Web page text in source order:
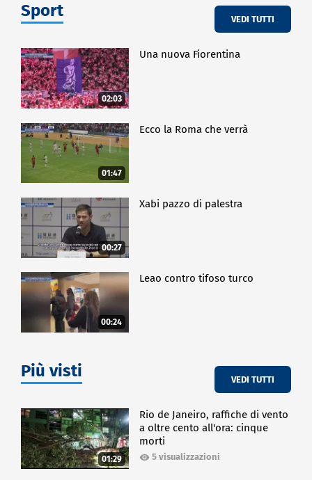
Sport VEDI TUTTI
02:03
Una nuova Fiorentina
01:47
Ecco la Roma che verrà
00:27
Xabi pazzo di palestra
00:24
Leao contro tifoso turco
Più visti VEDI TUTTI
01:29
Rio de Janeiro, raffiche di vento
a oltre cento all'ora: cinque
morti
5 visualizzazioni